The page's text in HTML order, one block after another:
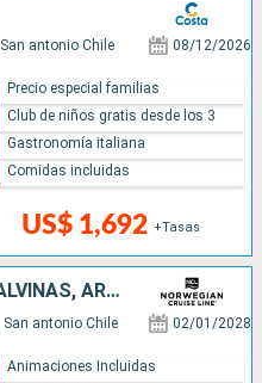
San antonio Chile 08/12/2026
US$ 1,692 +Tasas
Precio especial familias
Club de niños gratis desde los 3
Gastronomía italiana
Comidas incluidas
CHILE, ANTÁRTICO, ISLAS MALVINAS, ARGENTINA, URUGUAY
San antonio Chile 02/01/2028
Animaciones Incluidas